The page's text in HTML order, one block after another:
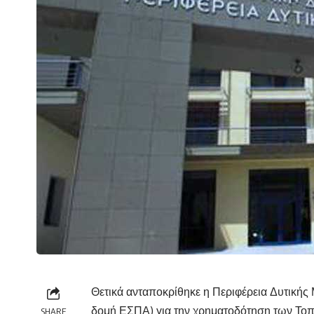
SHARE
Θετικά ανταποκρίθηκε η Περιφέρεια
δομή ΕΣΠΑ) για την χρηματοδότηση των